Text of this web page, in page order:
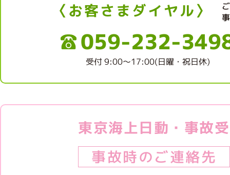
〈お客さまダイヤル〉
059-232-
受付 9:00～17:00(日曜・祝日休)
東京海上日動・事故
事故時のご連絡先